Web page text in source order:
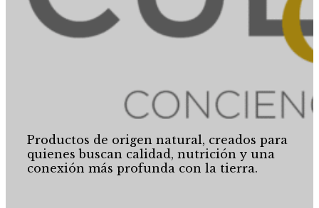
Productos de origen natural, creados para
quienes buscan calidad, nutrición y una
conexión más profunda con la tierra.